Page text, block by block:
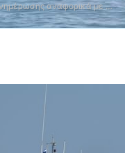
αναφορικά με …